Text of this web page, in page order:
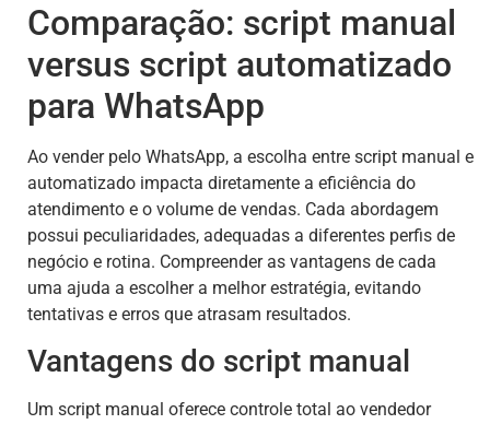
Comparação: script manual
versus script automatizado
para WhatsApp
Ao vender pelo WhatsApp, a escolha entre script manual e
automatizado impacta diretamente a eficiência do
atendimento e o volume de vendas. Cada abordagem
possui peculiaridades, adequadas a diferentes perfis de
negócio e rotina. Compreender as vantagens de cada
uma ajuda a escolher a melhor estratégia, evitando
tentativas e erros que atrasam resultados.
Vantagens do script manual
Um script manual oferece controle total ao vendedor